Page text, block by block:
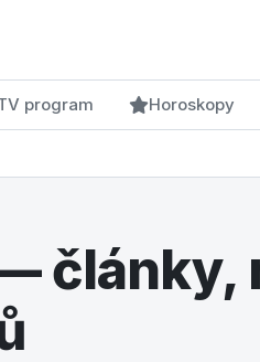
program Horoskopy
články,